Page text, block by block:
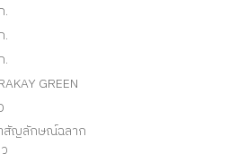
.
.
.
GREEN
สัญลักษณ์ฉลาก